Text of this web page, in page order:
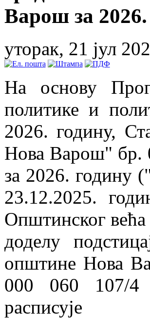
Варош за
уторак, 21 јул
На основу
политике и
2026. годину,
Нова Варош" бр.
за 2026. годину
23.12.2025.
Општинског већа
доделу
општине Нова
000 060 107/4
расписује